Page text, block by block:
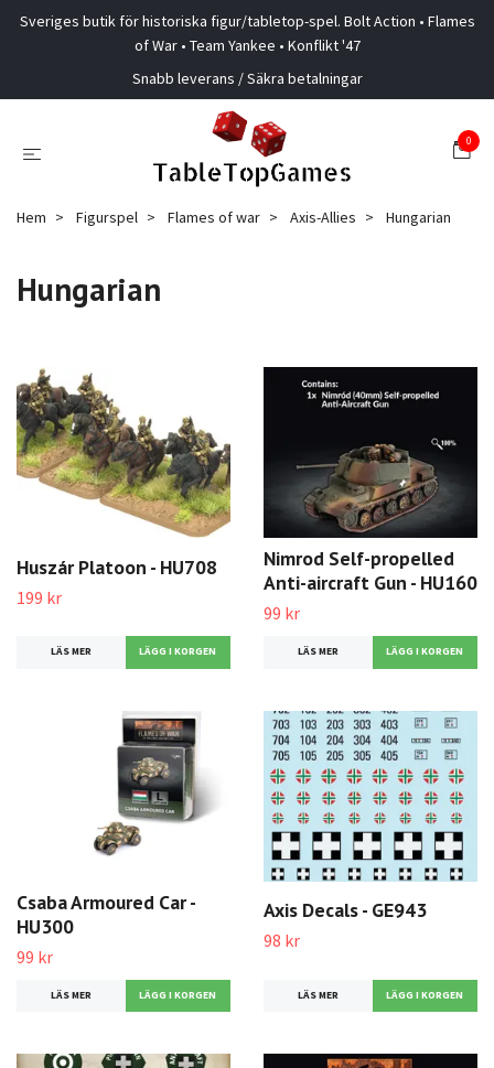
Sveriges butik för historiska figur/tabletop-spel. Bolt Action • Flames
of War • Team Yankee • Konflikt '47
Snabb leverans / Säkra betalningar
0
Hem Figurspel Flames of war Axis-Allies Hungarian
Hungarian
Huszár Platoon - HU708
199 kr
LÄS MER
Nimrod Self-propelled
Anti-aircraft Gun - HU160
99 kr
LÄS MER
Csaba Armoured Car -
HU300
99 kr
LÄS MER
Axis Decals - GE943
98 kr
LÄS MER